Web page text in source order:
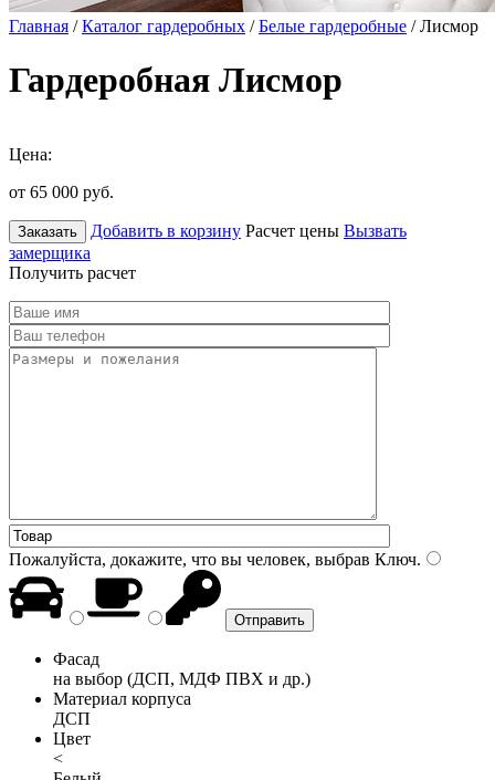
Главная /Каталог гардеробных /Белые гардеробные / Лисмор
Гардеробная Лисмор
Цена:
от 65 000 руб.
Заказать Добавить в корзину Расчет цены Вызвать
замерщика
Получить расчет
Пожалуйста, докажите, что вы человек, выбрав Ключ.
Фасад
на выбор (ДСП, МДФ ПВХ и др.)
Материал корпуса
ДСП
Цвет
<